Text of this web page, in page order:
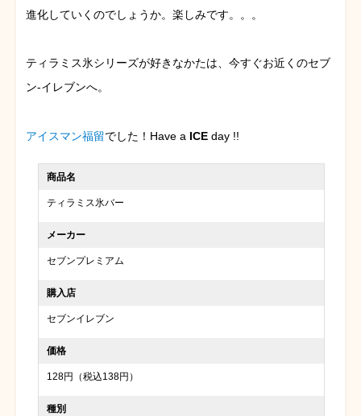
進化していくのでしょうか。楽しみです。。。
ティラミス氷シリーズが好きなかたは、今すぐお近くのセブ
ン-イレブンへ。
アイスマン福留でした！Have a ICE day !!
商品名
ティラミス氷バー
メーカー
セブンプレミアム
購入店
セブンイレブン
価格
128円（税込138円）
種別